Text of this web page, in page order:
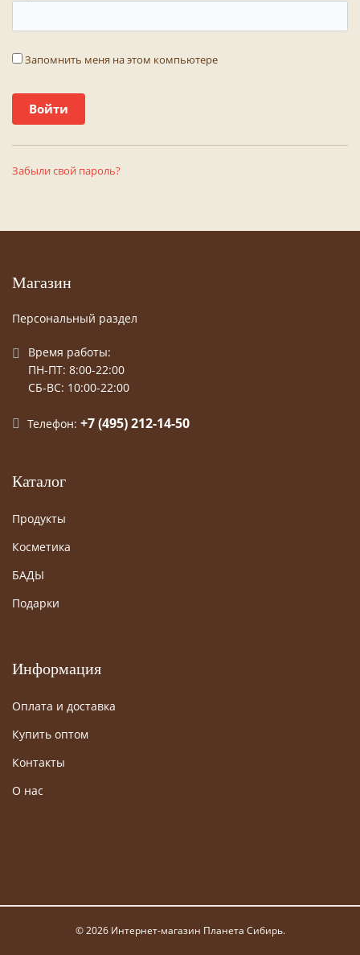
Запомнить меня на этом компьютере
Забыли свой пароль?
Магазин
Персональный раздел
Время работы:
ПН-ПТ: 8:00-22:00
СБ-ВС: 10:00-22:00
Телефон: +7 (495) 212-14-50
Каталог
Продукты
Косметика
БАДЫ
Подарки
Информация
Оплата и доставка
Купить оптом
Контакты
О нас
© 2026 Интернет-магазин Планета Сибирь.